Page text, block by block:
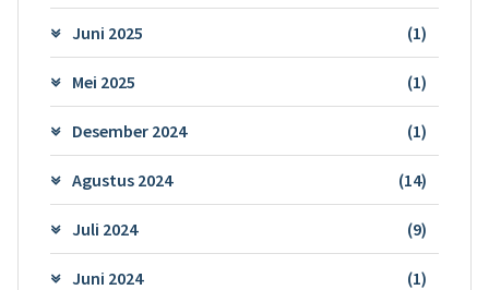
Juni 2025 (1)
Mei 2025 (1)
Desember 2024 (1)
Agustus 2024 (14)
Juli 2024 (9)
Juni 2024 (1)